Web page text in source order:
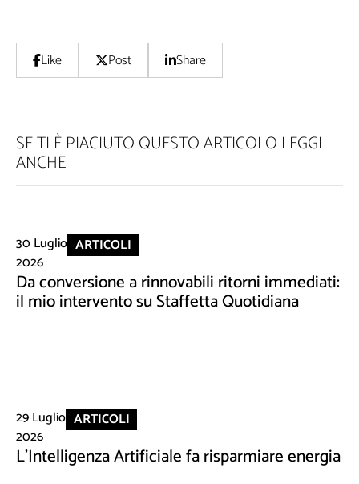
Like Post Share
SE TI È PIACIUTO QUESTO ARTICOLO LEGGI
ANCHE
30 Luglio
2026
ARTICOLI
Da conversione a rinnovabili ritorni immediati:
il mio intervento su Staffetta Quotidiana
29 Luglio
2026
ARTICOLI
L'Intelligenza Artificiale fa risparmiare energia